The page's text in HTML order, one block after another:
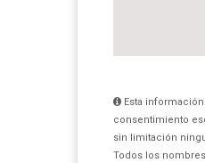
Esta
consentimiento
sin limitación
Todos los